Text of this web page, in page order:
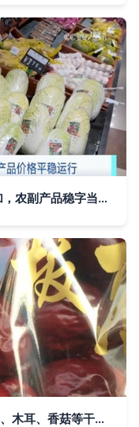
辽沈大地节前市场 中秋国庆双节叠加，农副产品稳字当头运行记
如何找到农副产品一手货源（以红枣、木耳、香菇等干货为例）